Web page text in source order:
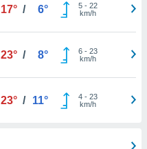
17° / 6° 5- 22
km/h
23° / 8° 6- 23
km/h
23° / 11° 4- 23
km/h